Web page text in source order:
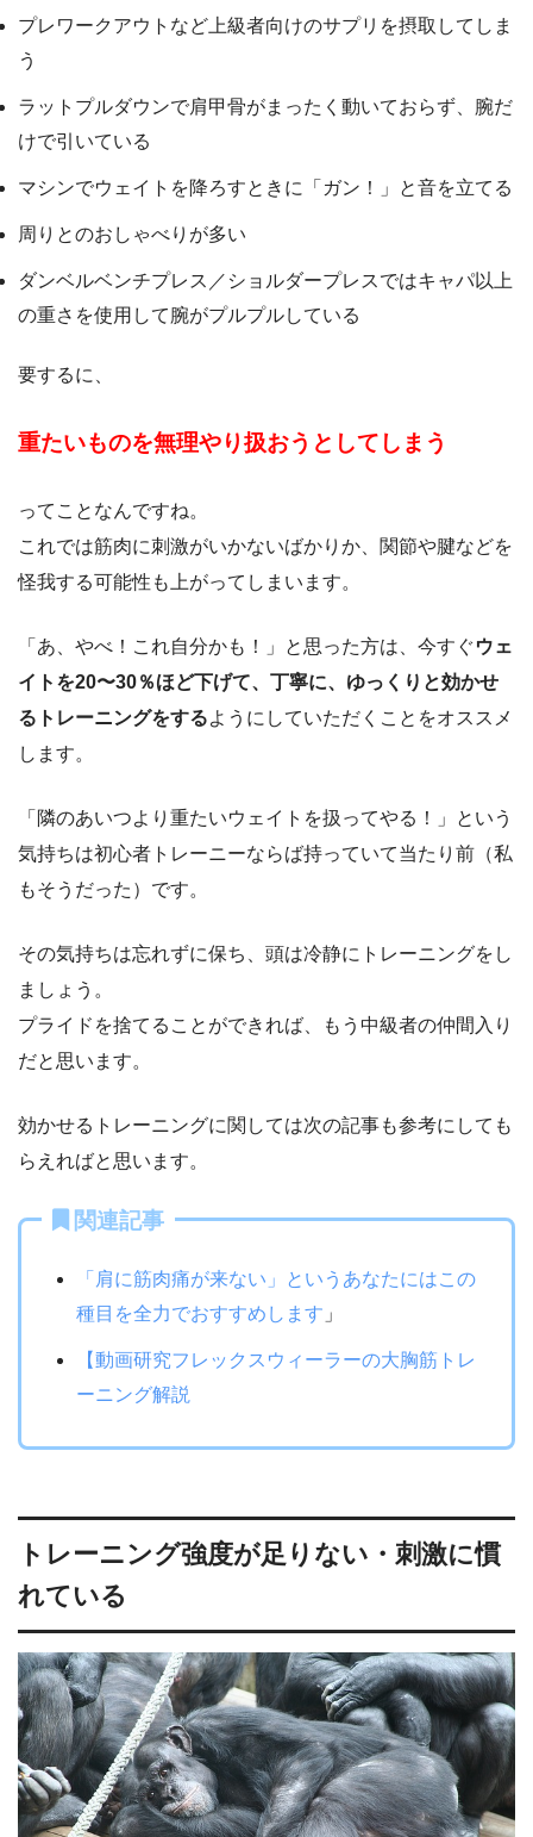
プレワークアウトなど上級者向けのサプリを摂取してしま
う
ラットプルダウンで肩甲骨がまったく動いておらず、腕だ
けで引いている
マシンでウェイトを降ろすときに「ガン！」と音を立てる
周りとのおしゃべりが多い
ダンベルベンチプレス／ショルダープレスではキャパ以上
の重さを使用して腕がプルプルしている
要するに、
重たいものを無理やり扱おうとしてしまう
ってことなんですね。
これでは筋肉に刺激がいかないばかりか、関節や腱などを
怪我する可能性も上がってしまいます。
「あ、やべ！これ自分かも！」と思った方は、今すぐウェ
イトを20〜30％ほど下げて、丁寧に、ゆっくりと効かせ
るトレーニングをするようにしていただくことをオススメ
します。
「隣のあいつより重たいウェイトを扱ってやる！」という
気持ちは初心者トレーニーならば持っていて当たり前（私
もそうだった）です。
その気持ちは忘れずに保ち、頭は冷静にトレーニングをし
ましょう。
プライドを捨てることができれば、もう中級者の仲間入り
だと思います。
効かせるトレーニングに関しては次の記事も参考にしても
らえればと思います。
関連記事
「肩に筋肉痛が来ない」というあなたにはこの
種目を全力でおすすめします 」
【動画研究フレックスウィーラーの大胸筋トレ
ーニング解説
トレーニング強度が足りない・刺激に慣
れている